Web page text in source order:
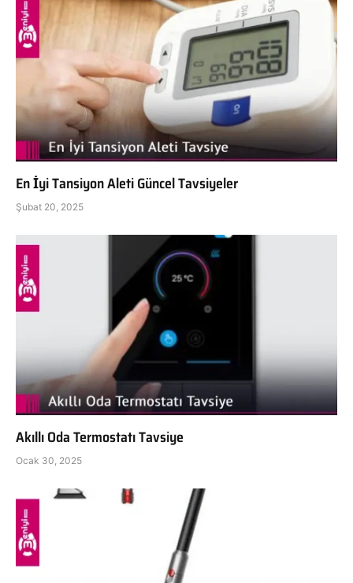
En İyi Tansiyon Aleti Güncel Tavsiyeler
Şubat 20, 2025
Akıllı Oda Termostatı Tavsiye
Ocak 30, 2025